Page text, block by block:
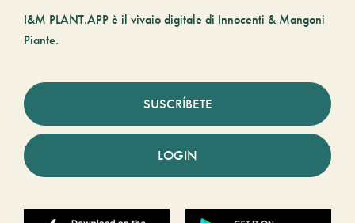
I&M PLANT.APP è il vivaio digitale di Innocenti & Mangoni
Piante.
SUSCRÍBETE
LOGIN